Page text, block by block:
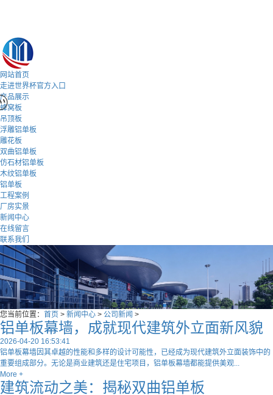
网站首页
走进世界杯官方入口
产品展示
蜂窝板
吊顶板
浮雕铝单板
雕花板
双曲铝单板
仿石材铝单板
木纹铝单板
铝单板
工程案例
厂房实景
新闻中心
在线留言
联系我们
您当前位置： 首页 > 新闻中心 > 公司新闻 >
铝单板幕墙，成就现代建筑外立面新风貌
2026-04-20 16:53:41
​铝单板幕墙因其卓越的性能和多样的设计可能性，已经成为现代建筑外立面装饰中的
重要组成部分。无论是商业建筑还是住宅项目，铝单板幕墙都能提供美观...
More +
建筑流动之美：揭秘双曲铝单板